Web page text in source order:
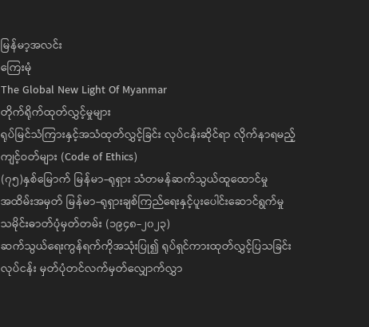
မြန်မာ့အလင်း
ကြေးမုံ
The Global New Light Of Myanmar
တိုက်ရိုက်ထုတ်လွှင့်မှုများ
ရုပ်မြင်သံကြားနှင့်အသံထုတ်လွှင့်ခြင်း လုပ်ငန်းဆိုင်ရာ လိုက်နာရမည့်
ကျင့်ဝတ်များ (Code of Ethics)
(၇၅)နှစ်မြောက် မြန်မာ-ရုရှား သံတမန်ဆက်သွယ်ထူထောင်မှု
အထိမ်းအမှတ် မြန်မာ-ရုရှားချစ်ကြည်ရေးနှင့်ပူးပေါင်းဆောင်ရွက်မှု
သမိုင်းဓာတ်ပုံမှတ်တမ်း (၁၉၄၈-၂၀၂၃)
ဆက်သွယ်ရေးကွန်ရက်ကိုအသုံးပြု၍ ရုပ်ရှင်ကားထုတ်လွှင့်ပြသခြင်း
လုပ်ငန်း မှတ်ပုံတင်လက်မှတ်လျှောက်လွှာ